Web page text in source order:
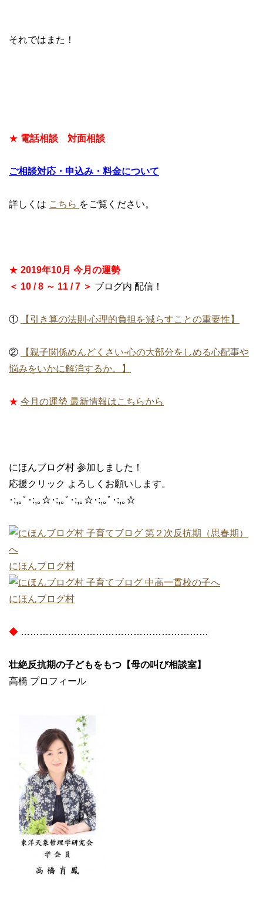
それではまた！
★ 電話相談 対面相談
ご相談対応・申込み・料金について
詳しくは こちら をご覧ください。
★ 2019年10月 今月の運勢
＜ 10 / 8 ～ 11 / 7 ＞ ブログ内 配信！
① 【引き算の法則-心理的負担を減らすことの重要性】
②
【親子関係めんどくさい-心の大部分をしめる心配事や
悩みをいかに解消するか。】
★ 今月の運勢 最新情報はこちらから
にほんブログ村 参加しました！
応援クリック よろしくお願いします。
･:,｡ﾟ･:,｡☆･:,｡ﾟ･:,｡☆･:,｡ﾟ･:,｡☆
にほんブログ村
にほんブログ村
◆ ……………………………………………………
壮絶反抗期の子どもをもつ【母の叫び相談室】
高橋 プロフィール